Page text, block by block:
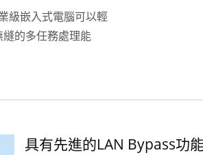
級嵌入式電腦可以輕
的多任務處理能
具有先進的LAN Bypass功